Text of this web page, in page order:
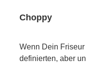
Choppy
Wenn Dein
definierten, aber